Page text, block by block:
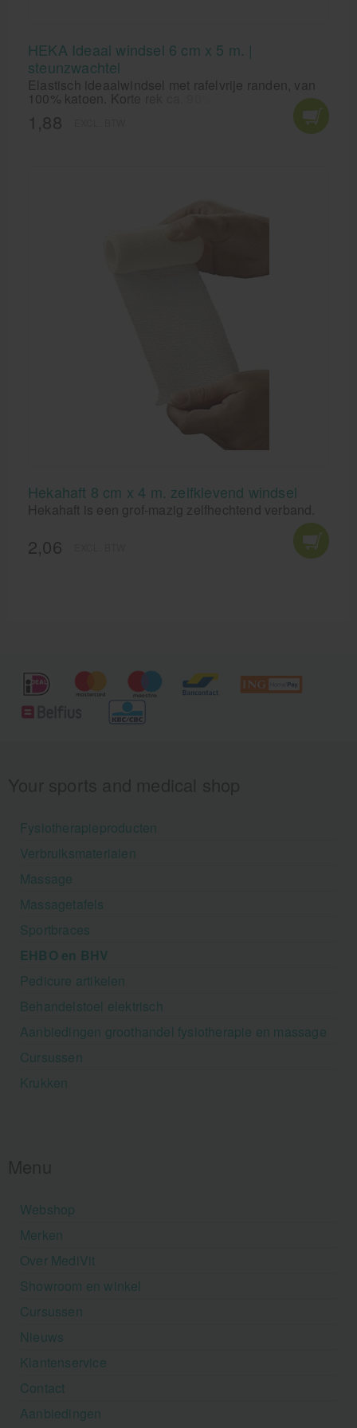
HEKA Ideaal windsel 6 cm x 5 m. |
steunzwachtel
Elastisch ideaalwindsel met rafelvrije randen, van
100% katoen. Korte rek ca. 90%. Ademend,
kookvast, meerdere keren wasbaar. Bestand tegen
vet, olie, zalven en zweet, huidvriendelijk. Met
verbandklemmen en per stuk verpakt in cellofaan.
1,88
Hekahaft 8 cm x 4 m. zelfklevend windsel
Hekahaft is een grof-mazig zelfhechtend verband.
2,06
Fysiotherapieproducten
Verbruiksmaterialen
Massage
Massagetafels
Sportbraces
EHBO en BHV
Pedicure artikelen
Behandelstoel elektrisch
Aanbiedingen groothandel fysiotherapie en massage
Cursussen
Krukken
Webshop
Merken
Over MediVit
Showroom en winkel
Cursussen
Nieuws
Klantenservice
Contact
Aanbiedingen